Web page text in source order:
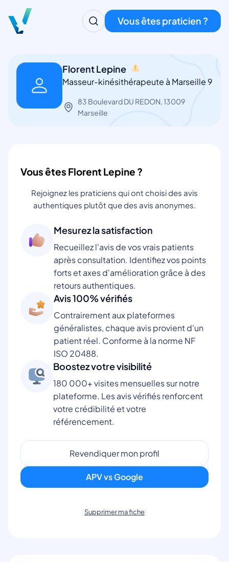
Vous êtes praticien ?
Florent Lepine
Masseur-kinésithérapeute à Marseille 9
83 Boulevard DU REDON, 13009
Marseille
Vous êtes Florent Lepine ?
Rejoignez les praticiens qui ont choisi des avis
authentiques plutôt que des avis anonymes.
Mesurez la satisfaction
Recueillez l'avis de vos vrais patients
après consultation. Identifiez vos points
forts et axes d'amélioration grâce à des
retours authentiques.
Avis 100% vérifiés
Contrairement aux plateformes
généralistes, chaque avis provient d'un
patient réel. Conforme à la norme NF
ISO 20488.
Boostez votre visibilité
180 000+ visites mensuelles sur notre
plateforme. Les avis vérifiés renforcent
votre crédibilité et votre
référencement.
Revendiquer mon profil
APV vs Google
Supprimer ma fiche